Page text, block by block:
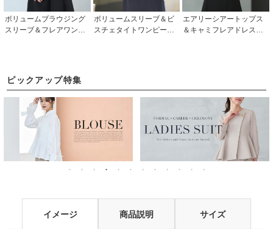
ボリュームブラウジング
スリーブ＆フレアワンピ
ルパーティードレス
ボリュームスリーブ＆ビ
スチェタイトワンピース
エアリーシアートップス
＆キャミフレアドレス
ピックアップ特集
イメージ 商品説明 サイズ